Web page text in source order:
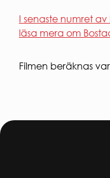
I senaste numret
läsa mera om
Filmen beräknas